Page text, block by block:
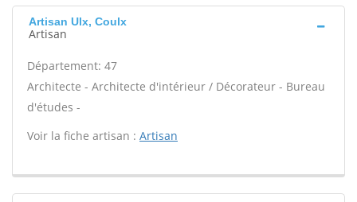
Artisan Ulx, Coulx
Artisan
Département: 47
Architecte - Architecte d'intérieur / Décorateur - Bureau
d'études -
Voir la fiche artisan : Artisan